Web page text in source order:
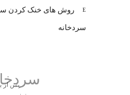
روش های خنک کردن
سردخانه